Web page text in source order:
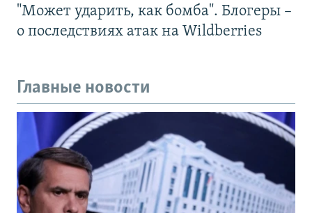
"Может ударить, как бомба". Блогеры –
о последствиях атак на Wildberries
Главные новости